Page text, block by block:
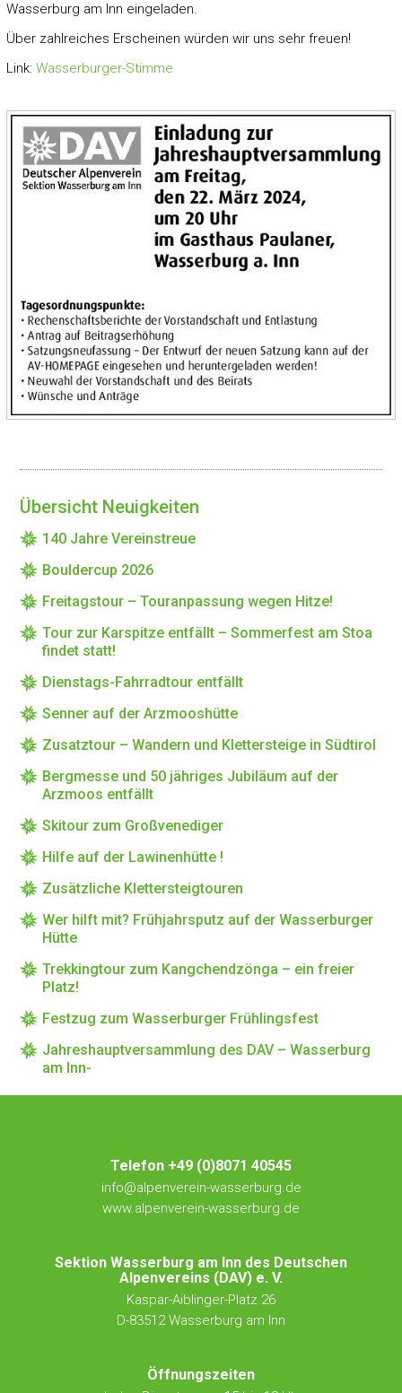
Wasserburg am Inn eingeladen.
Über zahlreiches Erscheinen würden wir uns sehr freuen!
Link:Wasserburger-Stimme
Übersicht Neuigkeiten
140 Jahre Vereinstreue
Bouldercup 2026
Freitagstour – Touranpassung wegen Hitze!
Tour zur Karspitze entfällt – Sommerfest am Stoa
findet statt!
Dienstags-Fahrradtour entfällt
Senner auf der Arzmooshütte
Zusatztour – Wandern und Klettersteige in Südtirol
Bergmesse und 50 jähriges Jubiläum auf der
Arzmoos entfällt
Skitour zum Großvenediger
Hilfe auf der Lawinenhütte !
Zusätzliche Klettersteigtouren
Wer hilft mit? Frühjahrsputz auf der Wasserburger
Hütte
Trekkingtour zum Kangchendzönga – ein freier
Platz!
Festzug zum Wasserburger Frühlingsfest
Jahreshauptversammlung des DAV – Wasserburg
am Inn-
Telefon +49 (0)8071 40545
info@alpenverein-wasserburg.de
www.alpenverein-wasserburg.de
Sektion Wasserburg am Inn des Deutschen
Alpenvereins (DAV) e. V.
Kaspar-Aiblinger-Platz 26
D-83512 Wasserburg am Inn
Öffnungszeiten